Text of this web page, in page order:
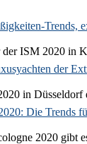
Trends,
ISM 2020 in
der
in Düsseldorf
Die Trends
2020 gibt